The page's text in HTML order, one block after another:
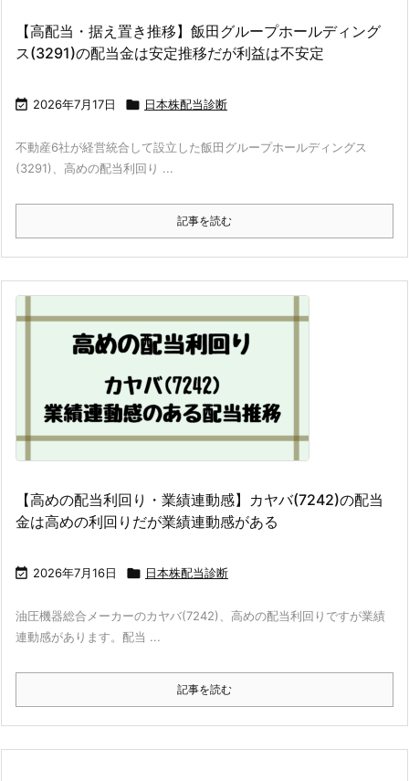
【高配当・据え置き推移】飯田グループホールディング
ス(3291)の配当金は安定推移だが利益は不安定
 2026年7月17日  日本株配当診断
不動産6社が経営統合して設立した飯田グループホールディングス
(3291)、高めの配当利回り ...
記事を読む
【高めの配当利回り・業績連動感】カヤバ(7242)の配当
金は高めの利回りだが業績連動感がある
 2026年7月16日  日本株配当診断
油圧機器総合メーカーのカヤバ(7242)、高めの配当利回りですが業績
連動感があります。配当 ...
記事を読む